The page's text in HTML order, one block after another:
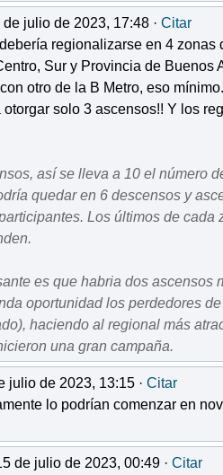
de julio de 2023, 17:48 · Citar
regionalizarse en 4 zonas
Sur y Provincia de Buenos
otro de la B Metro, eso
solo 3 ascensos!! Y los
así se lleva a 10 el número
quedar en 6 descensos y
Los últimos de cada
es que habria dos ascensos
oportunidad los perdedores
haciendo al regional más
una gran campaña.
julio de 2023, 13:15 · Citar
lo podrían comenzar en
de julio de 2023, 00:49 · Citar